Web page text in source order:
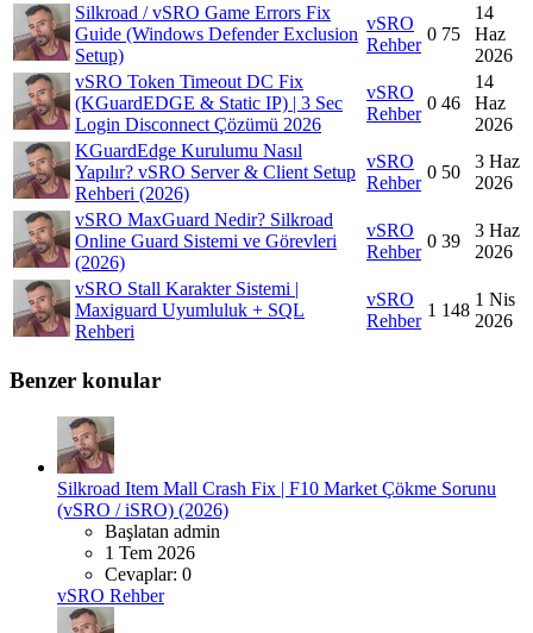
Silkroad / vSRO Game Errors Fix
Guide (Windows Defender Exclusion
Setup)
vSRO
Rehber
0 75
14
Haz
2026
vSRO Token Timeout DC Fix
(KGuardEDGE & Static IP) | 3 Sec
Login Disconnect Çözümü 2026
vSRO
Rehber
0 46
14
Haz
2026
KGuardEdge Kurulumu Nasıl
Yapılır? vSRO Server & Client Setup
Rehberi (2026)
vSRO
Rehber
0 50
3 Haz
2026
vSRO MaxGuard Nedir? Silkroad
Online Guard Sistemi ve Görevleri
(2026)
vSRO
Rehber
0 39
3 Haz
2026
vSRO Stall Karakter Sistemi |
Maxiguard Uyumluluk + SQL
Rehberi
vSRO
Rehber
1 148
1 Nis
2026
Benzer konular
Silkroad Item Mall Crash Fix | F10 Market Çökme Sorunu
(vSRO / iSRO) (2026)
Başlatan admin
1 Tem 2026
Cevaplar: 0
vSRO Rehber